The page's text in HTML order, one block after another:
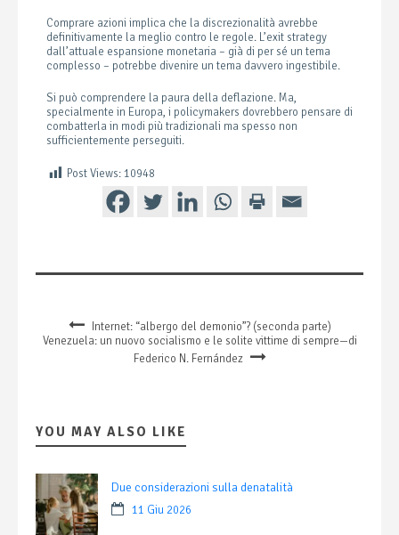
Comprare azioni implica che la discrezionalità avrebbe
definitivamente la meglio contro le regole. L’exit strategy
dall’attuale espansione monetaria – già di per sé un tema
complesso – potrebbe divenire un tema davvero ingestibile.
Si può comprendere la paura della deflazione. Ma,
specialmente in Europa, i policymakers dovrebbero pensare di
combatterla in modi più tradizionali ma spesso non
sufficientemente perseguiti.
Post Views: 10948
Internet: “albergo del demonio”? (seconda parte)
Venezuela: un nuovo socialismo e le solite vittime di sempre—di
Federico N. Fernández
YOU MAY ALSO LIKE
Due considerazioni sulla denatalità
11 Giu 2026